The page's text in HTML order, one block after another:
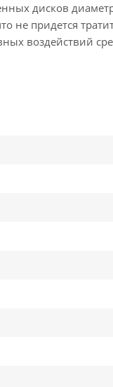
дисков
не придется
воздействий